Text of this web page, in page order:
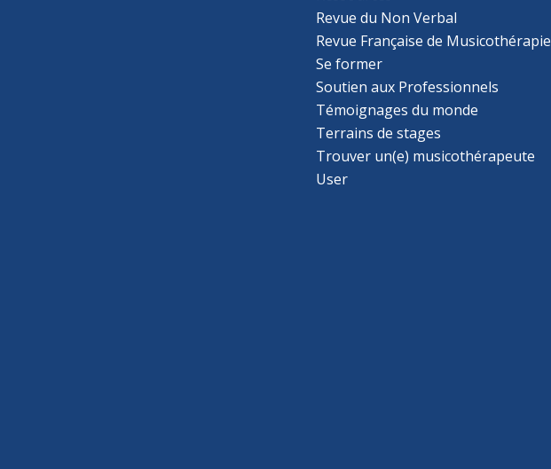
Revue du Non Verbal
Revue Française de Musicothérapie
Se former
Soutien aux Professionnels
Témoignages du monde
Terrains de stages
Trouver un(e) musicothérapeute
User